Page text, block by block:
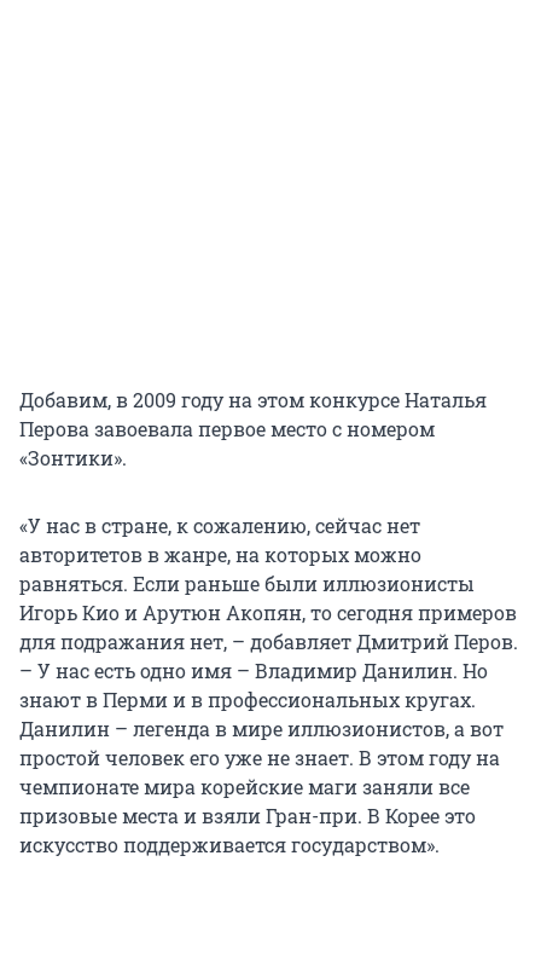
Добавим, в 2009 году на этом конкурсе Наталья
Перова завоевала первое место с номером
«Зонтики».
«У нас в стране, к сожалению, сейчас нет
авторитетов в жанре, на которых можно
равняться. Если раньше были иллюзионисты
Игорь Кио и Арутюн Акопян, то сегодня примеров
для подражания нет, – добавляет Дмитрий Перов.
– У нас есть одно имя – Владимир Данилин. Но
знают в Перми и в профессиональных кругах.
Данилин – легенда в мире иллюзионистов, а вот
простой человек его уже не знает. В этом году на
чемпионате мира корейские маги заняли все
призовые места и взяли Гран-при. В Корее это
искусство поддерживается государством».